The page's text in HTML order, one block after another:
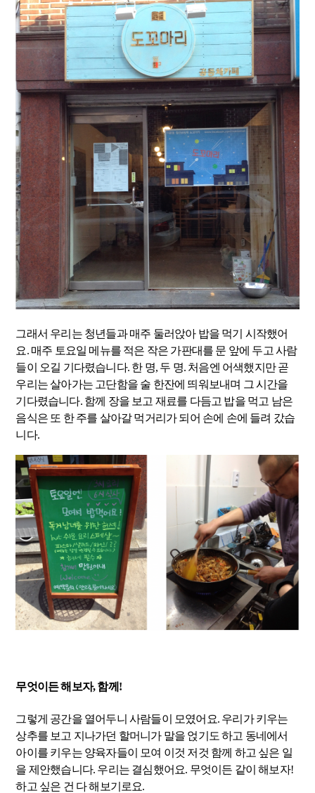
그래서 우리는 청년들과 매주 둘러앉아 밥을 먹기 시작했어
요. 매주 토요일 메뉴를 적은 작은 가판대를 문 앞에 두고 사람
들이 오길 기다렸습니다. 한 명, 두 명. 처음엔 어색했지만 곧
우리는 살아가는 고단함을 술 한잔에 띄워보내며 그 시간을
기다렸습니다. 함께 장을 보고 재료를 다듬고 밥을 먹고 남은
음식은 또 한 주를 살아갈 먹거리가 되어 손에 손에 들려 갔습
니다.
무엇이든 해보자, 함께!
그렇게 공간을 열어두니 사람들이 모였어요. 우리가 키우는
상추를 보고 지나가던 할머니가 말을 얹기도 하고 동네에서
아이를 키우는 양육자들이 모여 이것 저것 함께 하고 싶은 일
을 제안했습니다. 우리는 결심했어요. 무엇이든 같이 해보자!
하고 싶은 건 다 해보기로요.